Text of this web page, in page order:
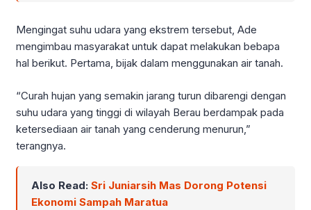
Mengingat suhu udara yang ekstrem tersebut, Ade
mengimbau masyarakat untuk dapat melakukan bebapa
hal berikut. Pertama, bijak dalam menggunakan air tanah.
“Curah hujan yang semakin jarang turun dibarengi dengan
suhu udara yang tinggi di wilayah Berau berdampak pada
ketersediaan air tanah yang cenderung menurun,”
terangnya.
Also Read: Sri Juniarsih Mas Dorong Potensi
Ekonomi Sampah Maratua